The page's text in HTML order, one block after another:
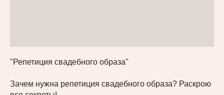
"Репетиция свадебного образа"
Зачем нужна репетиция свадебного образа? Раскрою